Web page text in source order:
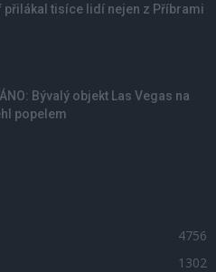
přilákal tisíce lidí nejen z Příbrami
Bývalý objekt Las Vegas na
popelem
4756
1302